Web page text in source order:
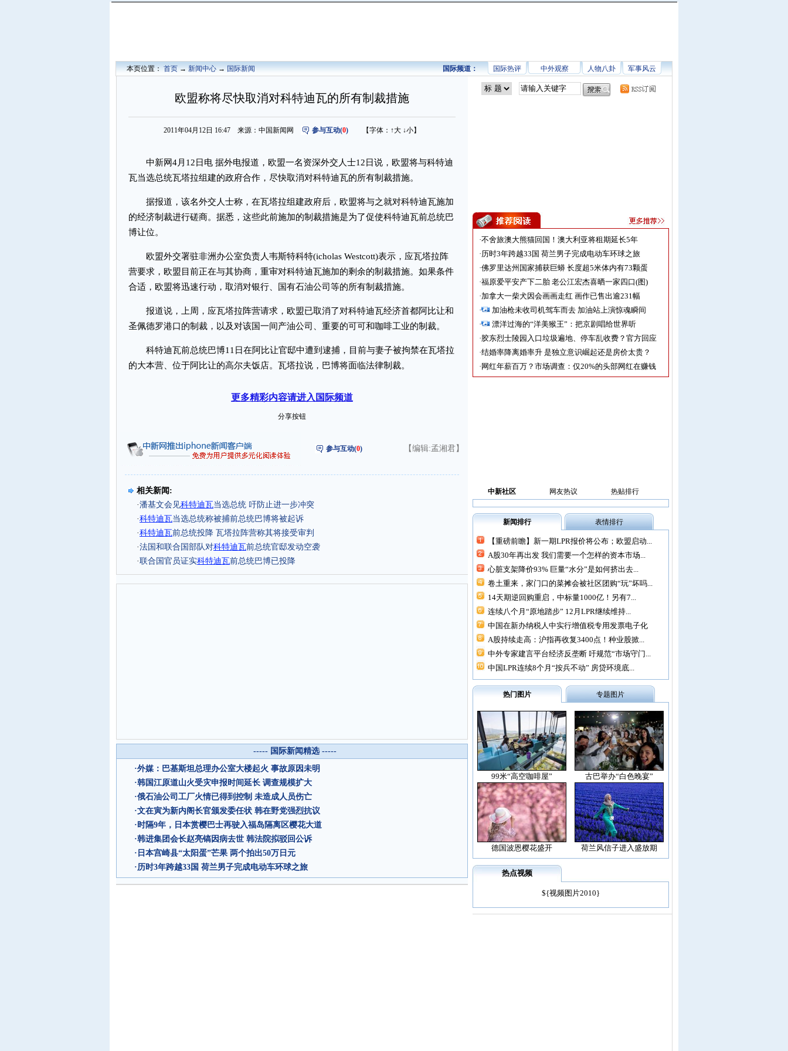
本页位置：首页→新闻中心→国际新闻 军事风云
人物八卦
中外观察
国际热评
国际频道：
欧盟称将尽快取消对科特迪瓦的所有制裁措施
2011年04月12日 16:47 来源：中国新闻网 参与互动(0) 【字体： ↑大 ↓小】
中新网4月12日电 据外电报道，欧盟一名资深外交人士12日说，欧盟将与科特迪
瓦当选总统瓦塔拉组建的政府合作，尽快取消对科特迪瓦的所有制裁措施。
据报道，该名外交人士称，在瓦塔拉组建政府后，欧盟将与之就对科特迪瓦施加
的经济制裁进行磋商。据悉，这些此前施加的制裁措施是为了促使科特迪瓦前总统巴
博让位。
欧盟外交署驻非洲办公室负责人韦斯特科特(icholas Westcott)表示，应瓦塔拉阵
营要求，欧盟目前正在与其协商，重审对科特迪瓦施加的剩余的制裁措施。如果条件
合适，欧盟将迅速行动，取消对银行、国有石油公司等的所有制裁措施。
报道说，上周，应瓦塔拉阵营请求，欧盟已取消了对科特迪瓦经济首都阿比让和
圣佩德罗港口的制裁，以及对该国一间产油公司、重要的可可和咖啡工业的制裁。
科特迪瓦前总统巴博11日在阿比让官邸中遭到逮捕，目前与妻子被拘禁在瓦塔拉
的大本营、位于阿比让的高尔夫饭店。瓦塔拉说，巴博将面临法律制裁。
更多精彩内容请进入国际频道
分享按钮
参与互动(0) 【编辑:孟湘君】
相关新闻:
·潘基文会见科特迪瓦当选总统 吁防止进一步冲突
·科特迪瓦当选总统称被捕前总统巴博将被起诉
·科特迪瓦前总统投降 瓦塔拉阵营称其将接受审判
·法国和联合国部队对科特迪瓦前总统官邸发动空袭
·联合国官员证实科特迪瓦前总统巴博已投降
----- 国际新闻精选 -----
·外媒：巴基斯坦总理办公室大楼起火 事故原因未明
·韩国江原道山火受灾申报时间延长 调查规模扩大
·俄石油公司工厂火情已得到控制 未造成人员伤亡
·文在寅为新内阁长官颁发委任状 韩在野党强烈抗议
·时隔9年，日本赏樱巴士再驶入福岛隔离区樱花大道
·韩进集团会长赵亮镐因病去世 韩法院拟驳回公诉
· 日本宫崎县“太阳蛋”芒果 两个拍出50万日元
·历时3年跨越33国 荷兰男子完成电动车环球之旅
·不舍旅澳大熊猫回国！澳大利亚将租期延长5年
·历时3年跨越33国 荷兰男子完成电动车环球之旅
·佛罗里达州国家捕获巨蟒 长度超5米体内有73颗蛋
·福原爱平安产下二胎 老公江宏杰喜晒一家四口(图)
·加拿大一柴犬因会画画走红 画作已售出逾231幅
·
加油枪未收司机驾车而去 加油站上演惊魂瞬间
·
漂洋过海的“洋美猴王”：把京剧唱给世界听
·胶东烈士陵园入口垃圾遍地、停车乱收费？官方回应
·结婚率降离婚率升 是独立意识崛起还是房价太贵？
· 网红年薪百万？市场调查：仅20%的头部网红在赚钱
中新社区 网友热议 热贴排行
新闻排行 表情排行
【重磅前瞻】新一期LPR报价将公布；欧盟启动...
A股30年再出发 我们需要一个怎样的资本市场...
心脏支架降价93% 巨量“水分”是如何挤出去...
卷土重来，家门口的菜摊会被社区团购“玩”坏吗...
14天期逆回购重启，中标量1000亿！另有7...
连续八个月“原地踏步” 12月LPR继续维持...
中国在新办纳税人中实行增值税专用发票电子化
A股持续走高：沪指再收复3400点！种业股掀...
中外专家建言平台经济反垄断 吁规范“市场守门...
中国LPR连续8个月“按兵不动” 房贷环境底...
热门图片 专题图片
99米“高空咖啡屋” 古巴举办“白色晚宴”
德国波恩樱花盛开 荷兰风信子进入盛放期
热点视频
${视频图片2010}